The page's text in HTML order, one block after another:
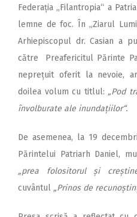
Federația „Filantropia“ a
lemne de foc. În „Ziarul
Arhiepis­copul dr. Casian a
către Preafericitul Părinte
neprețuit oferit la nevoie,
doilea volum cu titlul: „Pod
învolburate ale inundațiilor“.
De asemenea, la 19
Părintelui Patriarh Daniel,
„prea folositorul și
cuvântul „Prinos de